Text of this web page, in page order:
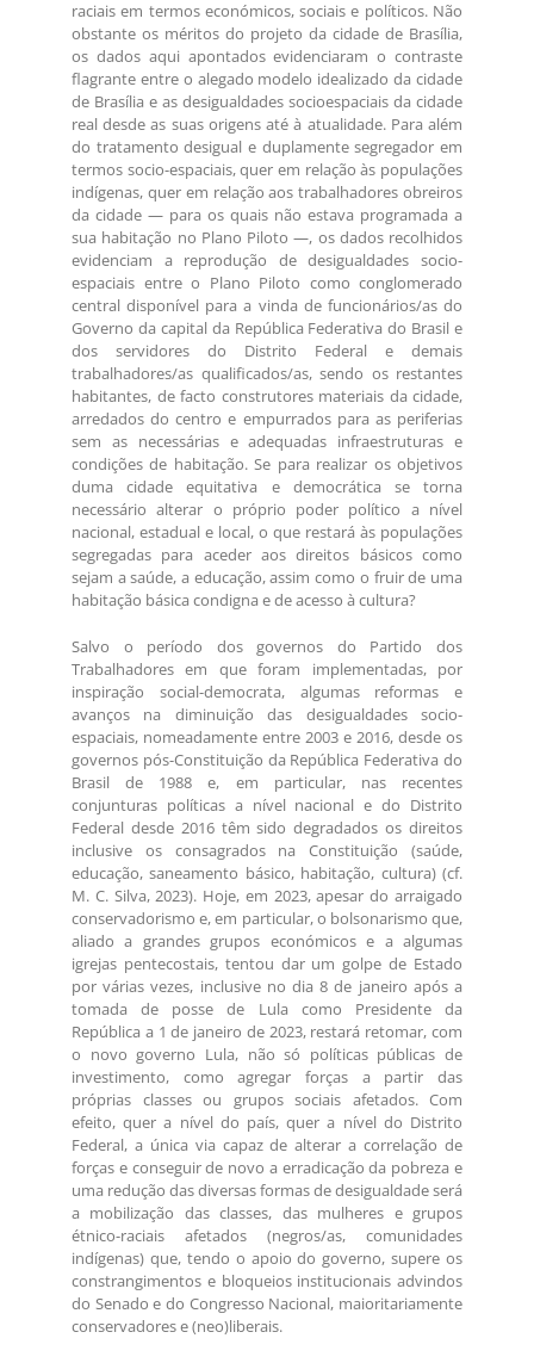
raciais em termos económicos, sociais e políticos. Não
obstante os méritos do projeto da cidade de Brasília,
os dados aqui apontados evidenciaram o contraste
flagrante entre o alegado modelo idealizado da cidade
de Brasília e as desigualdades socioespaciais da cidade
real desde as suas origens até à atualidade. Para além
do tratamento desigual e duplamente segregador em
termos socio-espaciais, quer em relação às populações
indígenas, quer em relação aos trabalhadores obreiros
da cidade — para os quais não estava programada a
sua habitação no Plano Piloto —, os dados recolhidos
evidenciam a reprodução de desigualdades socio-
espaciais entre o Plano Piloto como conglomerado
central disponível para a vinda de funcionários/as do
Governo da capital da República Federativa do Brasil e
dos servidores do Distrito Federal e demais
trabalhadores/as qualificados/as, sendo os restantes
habitantes, de facto construtores materiais da cidade,
arredados do centro e empurrados para as periferias
sem as necessárias e adequadas infraestruturas e
condições de habitação. Se para realizar os objetivos
duma cidade equitativa e democrática se torna
necessário alterar o próprio poder político a nível
nacional, estadual e local, o que restará às populações
segregadas para aceder aos direitos básicos como
sejam a saúde, a educação, assim como o fruir de uma
habitação básica condigna e de acesso à cultura?
Salvo o período dos governos do Partido dos
Trabalhadores em que foram implementadas, por
inspiração social-democrata, algumas reformas e
avanços na diminuição das desigualdades socio-
espaciais, nomeadamente entre 2003 e 2016, desde os
governos pós-Constituição da República Federativa do
Brasil de 1988 e, em particular, nas recentes
conjunturas políticas a nível nacional e do Distrito
Federal desde 2016 têm sido degradados os direitos
inclusive os consagrados na Constituição (saúde,
educação, saneamento básico, habitação, cultura) (cf.
M. C. Silva, 2023). Hoje, em 2023, apesar do arraigado
conservadorismo e, em particular, o bolsonarismo que,
aliado a grandes grupos económicos e a algumas
igrejas pentecostais, tentou dar um golpe de Estado
por várias vezes, inclusive no dia 8 de janeiro após a
tomada de posse de Lula como Presidente da
República a 1 de janeiro de 2023, restará retomar, com
o novo governo Lula, não só políticas públicas de
investimento, como agregar forças a partir das
próprias classes ou grupos sociais afetados. Com
efeito, quer a nível do país, quer a nível do Distrito
Federal, a única via capaz de alterar a correlação de
forças e conseguir de novo a erradicação da pobreza e
uma redução das diversas formas de desigualdade será
a mobilização das classes, das mulheres e grupos
étnico-raciais afetados (negros/as, comunidades
indígenas) que, tendo o apoio do governo, supere os
constrangimentos e bloqueios institucionais advindos
do Senado e do Congresso Nacional, maioritariamente
conservadores e (neo)liberais.